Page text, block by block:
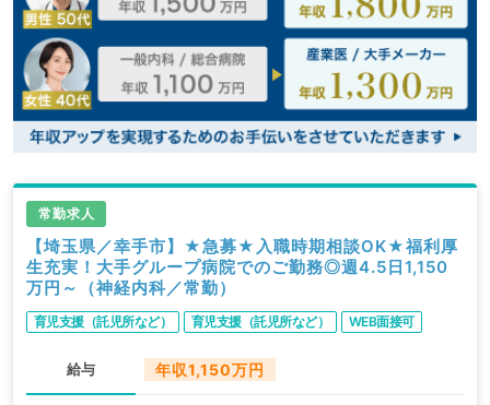
常勤求人
【埼玉県／幸手市】★急募★入職時期相談OK★福利厚
生充実！大手グループ病院でのご勤務◎週4.5日1,150
万円～（神経内科／常勤）
育児支援（託児所など） 育児支援（託児所など） WEB面接可
給与 年収1,150万円